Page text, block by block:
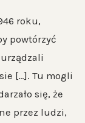
roku,
powtórzyć
[…]. Tu mogli
się, że
przez ludzi,